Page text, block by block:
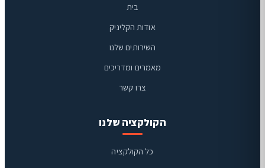
בית
אודות הקליניק
השירותים שלנו
מאמרים ומדריכים
צרו קשר
הקולקציה שלנו
כל הקולקציה